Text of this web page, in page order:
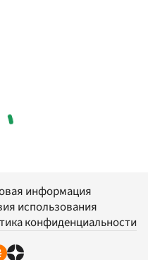
информация
использования
конфиденциальности